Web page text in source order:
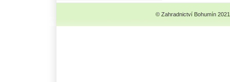
© Zahradnictví Bohumín